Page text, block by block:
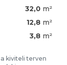
32,0 m²
12,8 m²
3,8 m²
kiviteli terven